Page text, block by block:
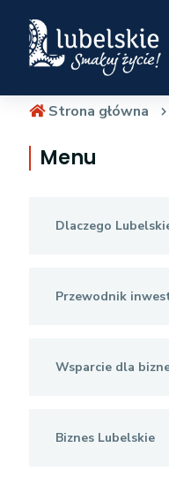
Strona główna
Menu
Dlaczego
Przewodnik
Wsparcie dla
Biznes Lubelskie